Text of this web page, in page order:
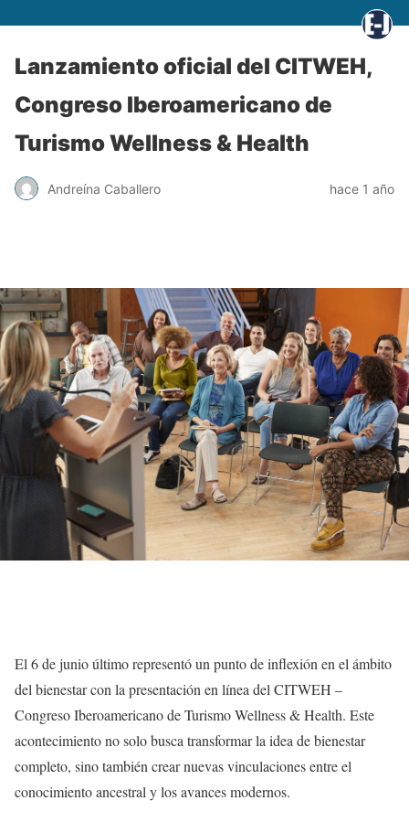
Lanzamiento oficial del CITWEH,
Congreso Iberoamericano de
Turismo Wellness & Health
Andreína Caballero hace 1 año
El 6 de junio último representó un punto de inflexión en el ámbito
del bienestar con la presentación en línea del CITWEH –
Congreso Iberoamericano de Turismo Wellness & Health. Este
acontecimiento no solo busca transformar la idea de bienestar
completo, sino también crear nuevas vinculaciones entre el
conocimiento ancestral y los avances modernos.